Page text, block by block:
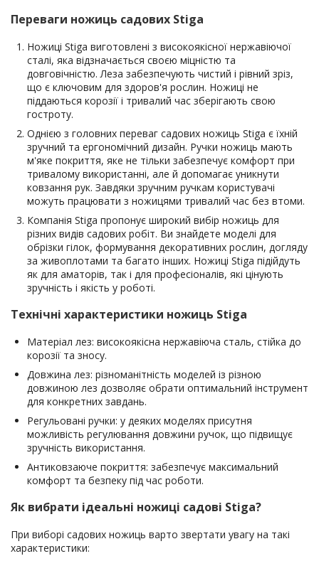
Переваги ножиць садових Stiga
Ножиці Stiga виготовлені з високоякісної нержавіючої
сталі, яка відзначається своєю міцністю та
довговічністю. Леза забезпечують чистий і рівний зріз,
що є ключовим для здоров'я рослин. Ножиці не
піддаються корозії і тривалий час зберігають свою
гостроту.
Однією з головних переваг садових ножиць Stiga є їхній
зручний та ергономічний дизайн. Ручки ножиць мають
м'яке покриття, яке не тільки забезпечує комфорт при
тривалому використанні, але й допомагає уникнути
ковзання рук. Завдяки зручним ручкам користувачі
можуть працювати з ножицями тривалий час без втоми.
Компанія Stiga пропонує широкий вибір ножиць для
різних видів садових робіт. Ви знайдете моделі для
обрізки гілок, формування декоративних рослин, догляду
за живоплотами та багато інших. Ножиці Stiga підійдуть
як для аматорів, так і для професіоналів, які цінують
зручність і якість у роботі.
Технічні характеристики ножиць Stiga
Матеріал лез: високоякісна нержавіюча сталь, стійка до
корозії та зносу.
Довжина лез: різноманітність моделей із різною
довжиною лез дозволяє обрати оптимальний інструмент
для конкретних завдань.
Регульовані ручки: у деяких моделях присутня
можливість регулювання довжини ручок, що підвищує
зручність використання.
Антиковзаюче покриття: забезпечує максимальний
комфорт та безпеку під час роботи.
Як вибрати ідеальні ножиці садові Stiga?
При виборі садових ножиць варто звертати увагу на такі
характеристики: